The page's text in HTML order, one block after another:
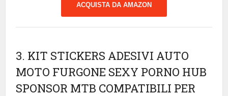
ACQUISTA DA AMAZON
3. KIT STICKERS ADESIVI AUTO
MOTO FURGONE SEXY PORNO HUB
SPONSOR MTB COMPATIBILI PER